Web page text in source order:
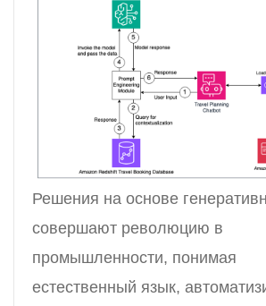
Решения на основе
совершают революцию в
промышленности, понимая
естественный язык,